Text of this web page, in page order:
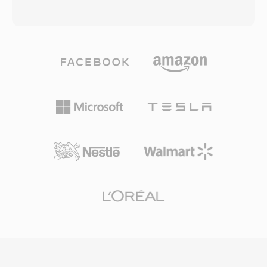
الموازنة بين حجم الملف ودقة الصوت. إن كفاءة
الملفات جعلت MP3 القوة الدافعة وراء ثورة
الموسيقى الرقمية، مما أتاح تخزين الموسيقى
أحد أكثر التنسيقات الصوتية دعماً عالمياً عبر جميع